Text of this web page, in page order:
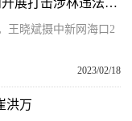
王晓斌摄中新网海口2
2023/02/18
洪万